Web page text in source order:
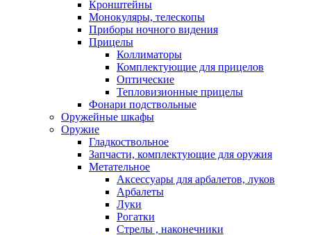
Кронштейны
Монокуляры, телескопы
Приборы ночного видения
Прицелы
Коллиматоры
Комплектующие для прицелов
Оптические
Тепловизионные прицелы
Фонари подствольные
Оружейные шкафы
Оружие
Гладкоствольное
Запчасти, комплектующие для оружия
Метательное
Аксессуары для арбалетов, луков
Арбалеты
Луки
Рогатки
Стрелы , наконечники